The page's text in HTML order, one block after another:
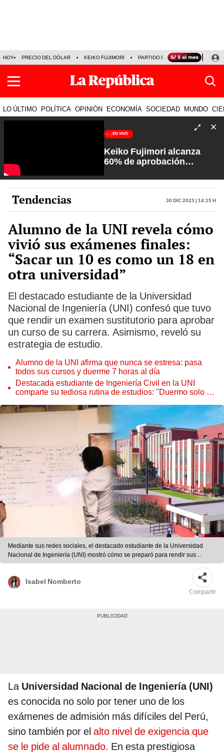
HOY PRECIO DEL DÓLAR KEIKO FUJIMORI PARTIDO OBRAS ARMONÍA 10
LO ÚLTIMO POLÍTICA OPINIÓN ECONOMÍA SOCIEDAD MUNDO
EN VIVO
Keiko Fujimori alcanza
60% de aprobación
Rosa María Palacios
Tendencias 30 Dic 2023 | 14:15 h
Alumno de la UNI revela cómo
vivió sus exámenes finales:
“Sacar un 10 es como un 18 en
otra universidad”
El destacado estudiante de la Universidad
Nacional de Ingeniería (UNI) confesó que tuvo
que rendir un examen sustitutorio para aprobar
un curso de su carrera. Asimismo, reveló su
estrategia de estudio.
Alumno de la UNI afirma que nunca se estresa: pasa
todos sus cursos y duerme 7 horas al día
Destacada estudiante de Ingeniería Civil en la UNI
comparte su tediosa rutina de estudios: "Duermo solo 4
Mediante sus redes sociales, el destacado estudiante de la Universidad
Nacional de Ingeniería (UNI) mostró cómo se preparó para rendir sus
exámenes finales. Foto: composición LR/captura de YouTube/Robin
Isabel Nomberto
Compartir
La Universidad Nacional de Ingeniería (UNI)
es conocida no solo por tener uno de los
exámenes de admisión más difíciles del Perú,
sino también por el alto nivel de exigencia que
se le pide al alumnado. En esta prestigiosa